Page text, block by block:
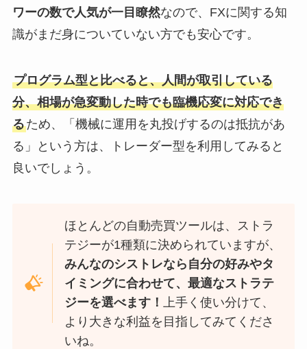
ワーの数で人気が一目瞭然なので、FXに関する知
識がまだ身についていない方でも安心です。
プログラム型と比べると、人間が取引している
分、相場が急変動した時でも臨機応変に対応でき
るため、「機械に運用を丸投げするのは抵抗があ
る」という方は、トレーダー型を利用してみると
良いでしょう。
ほとんどの自動売買ツールは、ストラ
テジーが1種類に決められていますが、
みんなのシストレなら自分の好みやタ
イミングに合わせて、最適なストラテ
ジーを選べます！上手く使い分けて、
より大きな利益を目指してみてくださ
いね。